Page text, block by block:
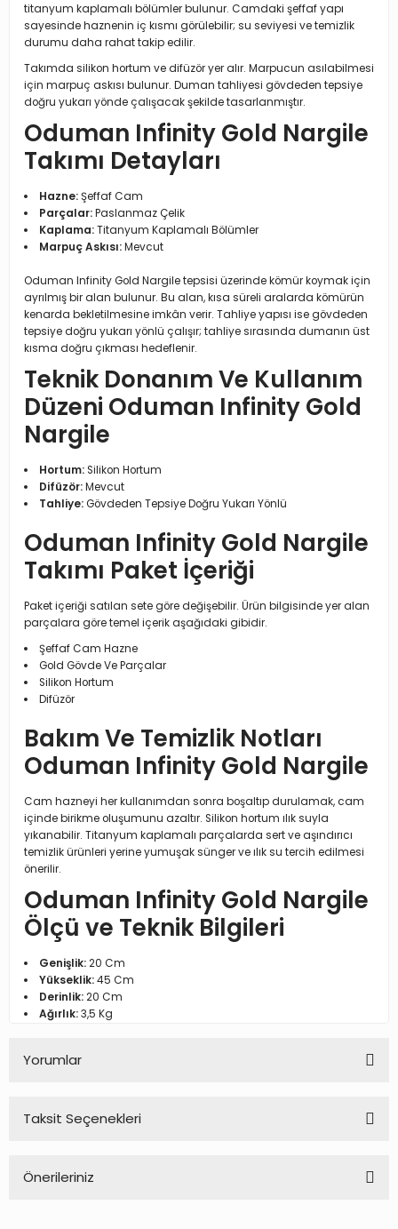
titanyum kaplamalı bölümler bulunur. Camdaki şeffaf yapı
sayesinde haznenin iç kısmı görülebilir; su seviyesi ve temizlik
durumu daha rahat takip edilir.
Takımda silikon hortum ve difüzör yer alır. Marpucun asılabilmesi
için marpuç askısı bulunur. Duman tahliyesi gövdeden tepsiye
doğru yukarı yönde çalışacak şekilde tasarlanmıştır.
Oduman Infinity Gold Nargile
Takımı Detayları
Hazne:Şeffaf Cam
Parçalar:Paslanmaz Çelik
Kaplama:Titanyum Kaplamalı Bölümler
Marpuç Askısı:Mevcut
Oduman Infinity Gold Nargile tepsisi üzerinde kömür koymak için
ayrılmış bir alan bulunur. Bu alan, kısa süreli aralarda kömürün
kenarda bekletilmesine imkân verir. Tahliye yapısı ise gövdeden
tepsiye doğru yukarı yönlü çalışır; tahliye sırasında dumanın üst
kısma doğru çıkması hedeflenir.
Teknik Donanım Ve Kullanım
Düzeni Oduman Infinity Gold
Nargile
Hortum:Silikon Hortum
Difüzör:Mevcut
Tahliye:Gövdeden Tepsiye Doğru Yukarı Yönlü
Oduman Infinity Gold Nargile
Takımı Paket İçeriği
Paket içeriği satılan sete göre değişebilir. Ürün bilgisinde yer alan
parçalara göre temel içerik aşağıdaki gibidir.
Şeffaf Cam Hazne
Gold Gövde Ve Parçalar
Silikon Hortum
Difüzör
Bakım Ve Temizlik Notları
Oduman Infinity Gold Nargile
Cam hazneyi her kullanımdan sonra boşaltıp durulamak, cam
içinde birikme oluşumunu azaltır. Silikon hortum ılık suyla
yıkanabilir. Titanyum kaplamalı parçalarda sert ve aşındırıcı
temizlik ürünleri yerine yumuşak sünger ve ılık su tercih edilmesi
önerilir.
Oduman Infinity Gold Nargile
Ölçü ve Teknik Bilgileri
Genişlik:20 Cm
Yükseklik:45 Cm
Derinlik:20 Cm
Ağırlık:3,5 Kg
Yorumlar
Taksit Seçenekleri
Önerileriniz